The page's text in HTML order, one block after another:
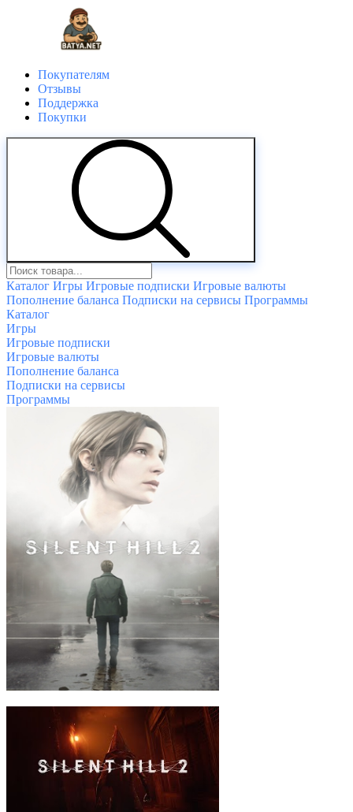
Покупателям
Отзывы
Поддержка
Покупки
Каталог Игры Игровые подписки Игровые валюты
Пополнение баланса Подписки на сервисы Программы
Каталог
Игры
Игровые подписки
Игровые валюты
Пополнение баланса
Подписки на сервисы
Программы